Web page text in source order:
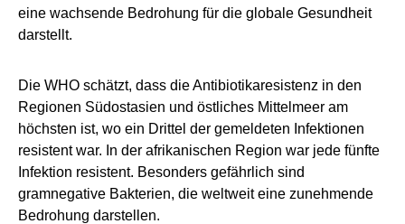
eine wachsende Bedrohung für die globale Gesundheit
darstellt.
Die WHO schätzt, dass die Antibiotikaresistenz in den
Regionen Südostasien und östliches Mittelmeer am
höchsten ist, wo ein Drittel der gemeldeten Infektionen
resistent war. In der afrikanischen Region war jede fünfte
Infektion resistent. Besonders gefährlich sind
gramnegative Bakterien, die weltweit eine zunehmende
Bedrohung darstellen.